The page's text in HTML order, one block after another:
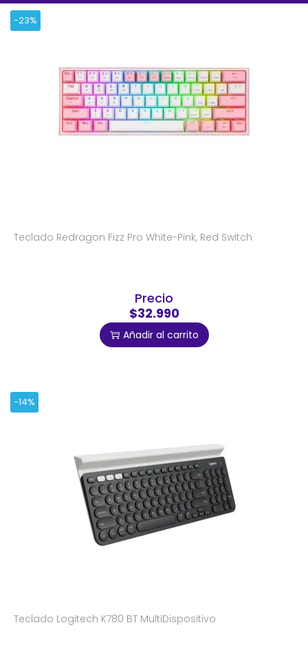
-23%
Teclado Redragon Fizz Pro White-Pink, Red Switch
Precio
$32.990
Añadir al carrito
-14%
Teclado Logitech K780 BT MultiDispositivo